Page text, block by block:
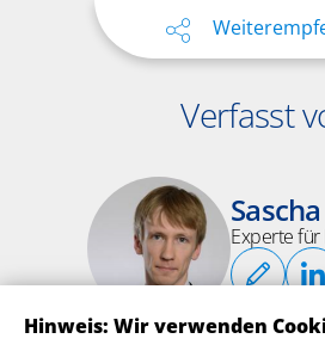
Verfasst
Experte
Sascha Ortmann liebt es, komplexe
Hinweis: Wir verwenden